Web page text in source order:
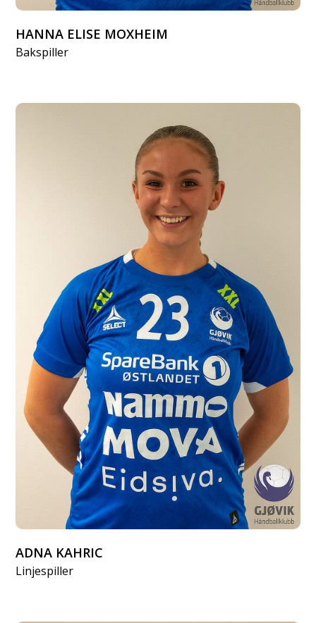
HANNA ELISE MOXHEIM
Bakspiller
ADNA KAHRIC
Linjespiller